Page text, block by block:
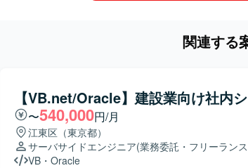
関連する
【VB.net/Oracle】建設業向け社内
〜540,000円/月
江東区（東京都）
サーバサイドエンジニア(業務委託・フリーラン
VB ・ Oracle